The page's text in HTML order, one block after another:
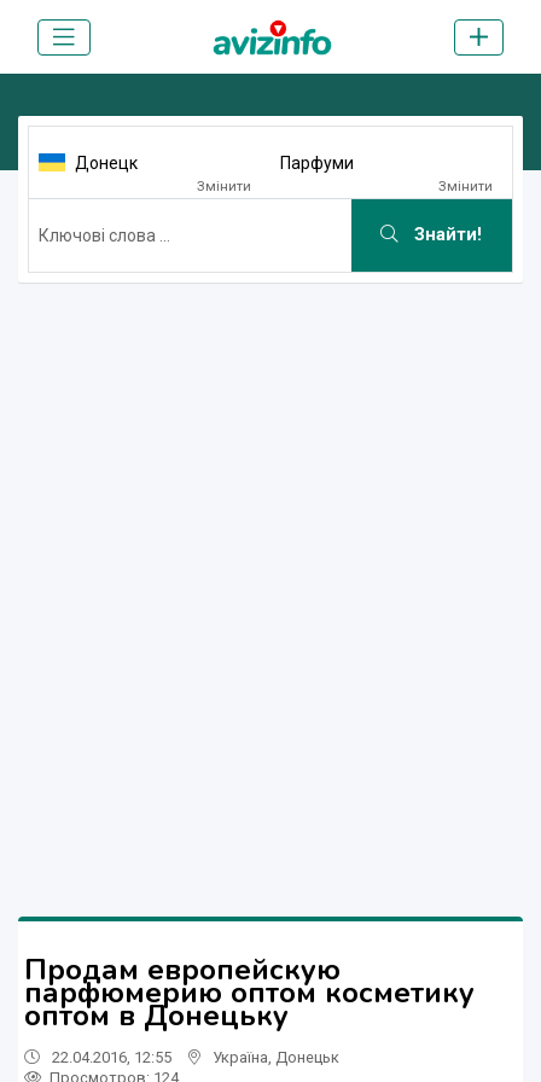
Донецк
Змінити
Парфуми
Змінити
Знайти!
Продам европейскую
парфюмерию оптом косметику
оптом в Донецьку
22.04.2016, 12:55 Україна Донецьк
Просмотров: 124